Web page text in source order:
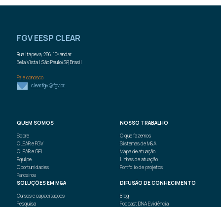
FGV EESP CLEAR
Rua Itapeva, 286, 10º andar
Bela Vista | São Paulo/SP, Brasil
Fale conosco
clear.fgv@fgv.br
QUEM SOMOS
Sobre
CLEAR e FGV
CLEAR e GEI
Equipe
Oportunidades
Parceiros
NOSSO TRABALHO
O que fazemos
Sistemas de M&A
Mapa de atuação
Linhas de atuação
Portfólio de projetos
SOLUÇÕESEM M&A
Cursos ecapacitações
Pesquisa
DIFUSÃO DECONHECIMENTO
Blog
PodcastDNA Evidência